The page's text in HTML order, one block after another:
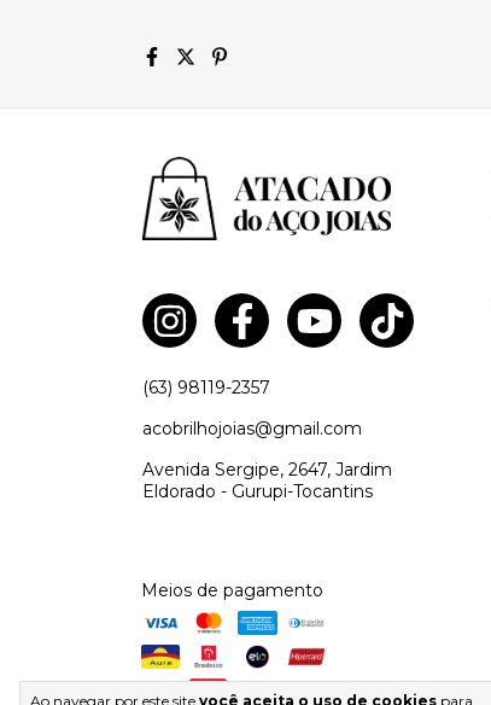
Ao navegar por este site você aceita o uso de cookies para
(63) 98119-2357
acobrilhojoias@gmail.com
Avenida Sergipe, 2647, Jardim
Eldorado - Gurupi-Tocantins
Meios de pagamento